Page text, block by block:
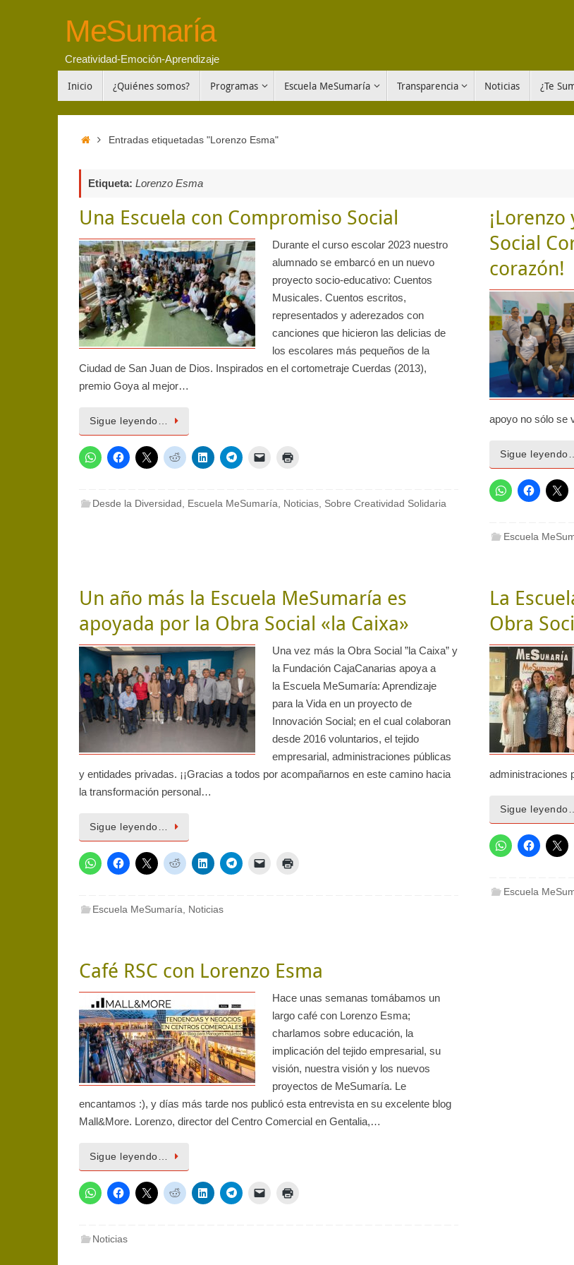
MeSumaría
Creatividad-Emoción-Aprendizaje
Inicio ¿Quiénes somos? Programas Escuela MeSumaría Transparencia Noticias ¿Te
InicioEntradas etiquetadas "Lorenzo Esma"
Etiqueta: Lorenzo Esma
Una Escuela con Compromiso Social
Durante el curso escolar 2023 nuestro
alumnado se embarcó en un nuevo
proyecto socio-educativo: Cuentos
Musicales. Cuentos escritos,
representados y aderezados con
canciones que hicieron las delicias de
los escolares más pequeños de la
Ciudad de San Juan de Dios. Inspirados en el cortometraje Cuerdas (2013),
premio Goya al mejor…
Sigue leyendo…
Desde la Diversidad , Escuela MeSumaría, Noticias, Sobre Creatividad Solidaria
Social
corazón!
apoyo no sólo se
Sigue
Escuela
Un año más la Escuela MeSumaría es
apoyada por la Obra Social «la Caixa»
Una vez más la Obra Social ”la Caixa” y
la Fundación CajaCanarias apoya a
la Escuela MeSumaría: Aprendizaje
para la Vida en un proyecto de
Innovación Social; en el cual colaboran
desde 2016 voluntarios, el tejido
empresarial, administraciones públicas
y entidades privadas. ¡¡Gracias a todos por acompañarnos en este camino hacia
la transformación personal…
Sigue leyendo…
Escuela MeSumaría Noticias
La
Obra
administraciones
Sigue
Escuela
Café RSC con Lorenzo Esma
Hace unas semanas tomábamos un
largo café con Lorenzo Esma;
charlamos sobre educación, la
implicación del tejido empresarial, su
visión, nuestra visión y los nuevos
proyectos de MeSumaría. Le
encantamos :), y días más tarde nos publicó esta entrevista en su excelente blog
Mall&More. Lorenzo, director del Centro Comercial en Gentalia,…
Sigue leyendo…
Noticias